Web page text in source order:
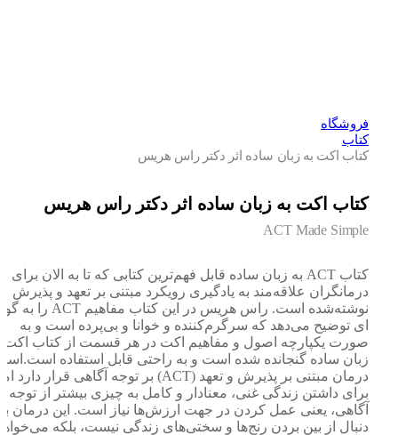
فروشگاه
کتاب
کتاب اکت به زبان ساده اثر دکتر راس هریس
کتاب اکت به زبان ساده اثر دکتر راس هریس
ACT Made Simple
کتاب ACT به زبان ساده قابل فهم‌ترین کتابی که تا به الان برای
درمانگران علاقه‌مند به یادگیری رویکرد مبتنی بر تعهد و پذیرش
نوشته‌شده است. راس هریس در این کتاب مفاهیم ACT را به گونه
ای توضیح می‌دهد که سرگرم‌کننده و خوانا و بی‌پرده است و به
صورت یکپارچه اصول و مفاهیم اکت در هر قسمت از کتاب اکت به
زبان ساده گنجانده شده است و به راحتی قابل استفاده است.اساس
درمان مبتنی بر پذیرش و تعهد (ACT) بر توجه آگاهی قرار دارد اما
برای داشتن زندگی غنی، معنادار و کامل به چیزی بیشتر از توجه
آگاهی، یعنی عمل کردن در جهت ارزش‌ها نیاز است. این درمان به
دنبال از بین بردن رنج‌ها و سختی‌های زندگی نیست، بلکه می‌خواهد